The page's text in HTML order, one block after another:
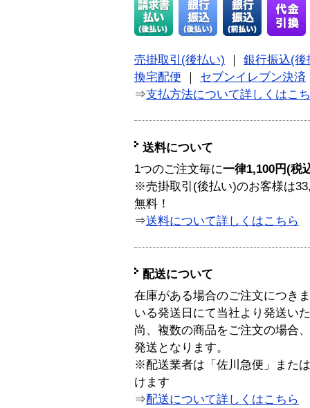
売掛取引(後払い)
銀行振込(後
換宅配便
セブンイレブン決済
⇒支払方法について詳しくはこ
送料について
1つのご注文毎に一律1,100円(税
※売掛取引(後払い)のお客様は
無料！
⇒送料について詳しくはこちら
配送について
在庫がある場合のご注文につき
いる発送日にて当社より発送い
尚、複数の商品をご注文の場合
発送となります。
※配送業者は「佐川急便」また
けます
⇒配送について詳しくはこちら